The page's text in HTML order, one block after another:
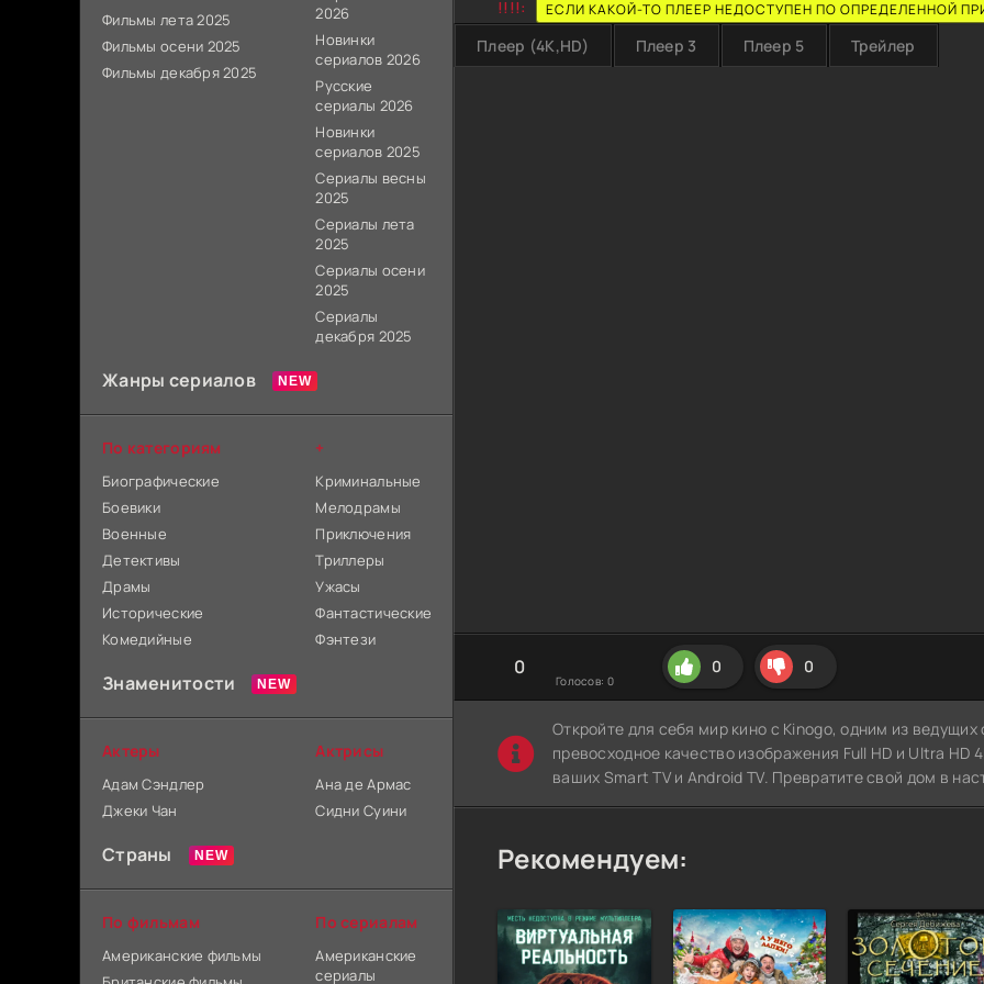
!!!!: ЕСЛИ КАКОЙ-ТО ПЛЕЕР НЕДОСТУПЕН ПО ОПРЕДЕЛЕННОЙ
Плеер (4K,HD) Плеер 3 Плеер 5 Трейлер
0
Голосов: 0
0 0
Откройте для себя мир кино с Kinogo, одним из
превосходное качество изображения Full HD и Ultra HD
ваших Smart TV и Android TV. Превратите свой дом в
Рекомендуем:
Фильмы лета 2025
Фильмы осени 2025
Фильмы декабря 2025
2026
Новинки
сериалов 2026
Русские
сериалы 2026
Новинки
сериалов 2025
Сериалы весны
2025
Сериалы лета
2025
Сериалы осени
2025
Сериалы
декабря 2025
Жанры сериалов
По категориям
Биографические
Боевики
Военные
Детективы
Драмы
Исторические
Комедийные
+
Криминальные
Мелодрамы
Приключения
Триллеры
Ужасы
Фантастические
Фэнтези
Знаменитости
Актеры
Адам Сэндлер
Джеки Чан
Актрисы
Ана де Армас
Сидни Суини
Страны
По фильмам
Американские фильмы
По сериалам
Американские
сериалы